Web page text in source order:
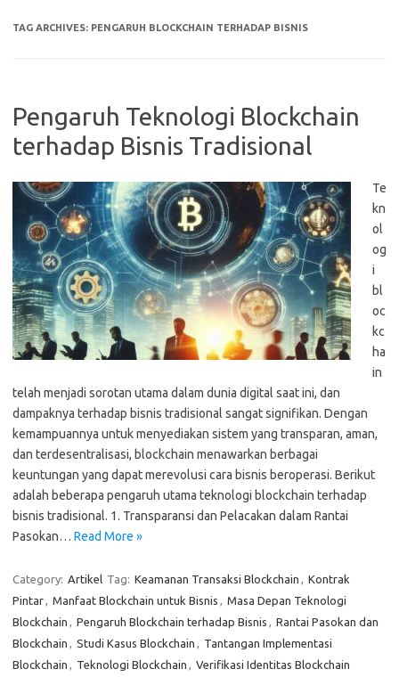
TAG ARCHIVES: PENGARUH BLOCKCHAIN TERHADAP BISNIS
Pengaruh Teknologi Blockchain
terhadap Bisnis Tradisional
Te
kn
ol
og
i
bl
oc
kc
ha
in
telah menjadi sorotan utama dalam dunia digital saat ini, dan
dampaknya terhadap bisnis tradisional sangat signifikan. Dengan
kemampuannya untuk menyediakan sistem yang transparan, aman,
dan terdesentralisasi, blockchain menawarkan berbagai
keuntungan yang dapat merevolusi cara bisnis beroperasi. Berikut
adalah beberapa pengaruh utama teknologi blockchain terhadap
bisnis tradisional. 1. Transparansi dan Pelacakan dalam Rantai
Pasokan… Read More »
Category: Artikel Tag: Keamanan Transaksi Blockchain , Kontrak
Pintar, Manfaat Blockchain untuk Bisnis , Masa Depan Teknologi
Blockchain , Pengaruh Blockchain terhadap Bisnis , Rantai Pasokan dan
Blockchain , Studi Kasus Blockchain , Tantangan Implementasi
Blockchain , Teknologi Blockchain , Verifikasi Identitas Blockchain